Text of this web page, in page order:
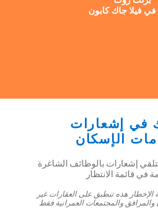
فيلا جاك كابون
في إشعارات
الإسكان
إشعارات بالوظائف الشاغرة
هذه تنطبق على العقارات غير